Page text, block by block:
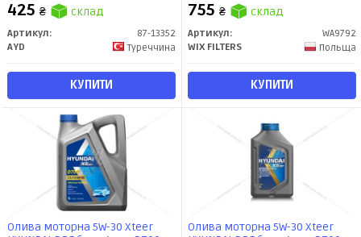
425 ₴ склад
Артикул:
87-13352
AYD
Туреччина
КУПИТИ
755 ₴ склад
Артикул:
WA9792
WIX FILTERS
Польща
КУПИТИ
Олива моторна 5W-30 Xteer
Олива моторна 5W-30 Xteer